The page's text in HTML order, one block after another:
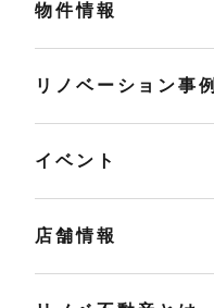
物件情報
リノベーション事例
イベント
店舗情報